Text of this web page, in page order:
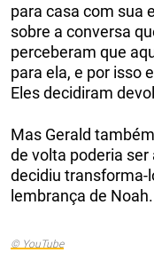
para casa com sua
sobre a conversa
perceberam que
para ela, e por isso
Eles decidiram
Mas Gerald
de volta poderia
decidiu transforma-
lembrança de Noah.
© YouTube